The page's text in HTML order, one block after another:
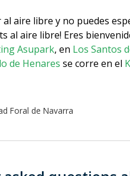
aire libre y no puedes
al aire libre! Eres
Asupark, en Los Santos
de Henares se corre en el
Foral de Navarra